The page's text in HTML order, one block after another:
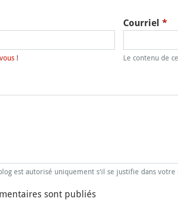
!
Courriel *
Le contenu de
est autorisé uniquement s'il se justifie dans
sont publiés